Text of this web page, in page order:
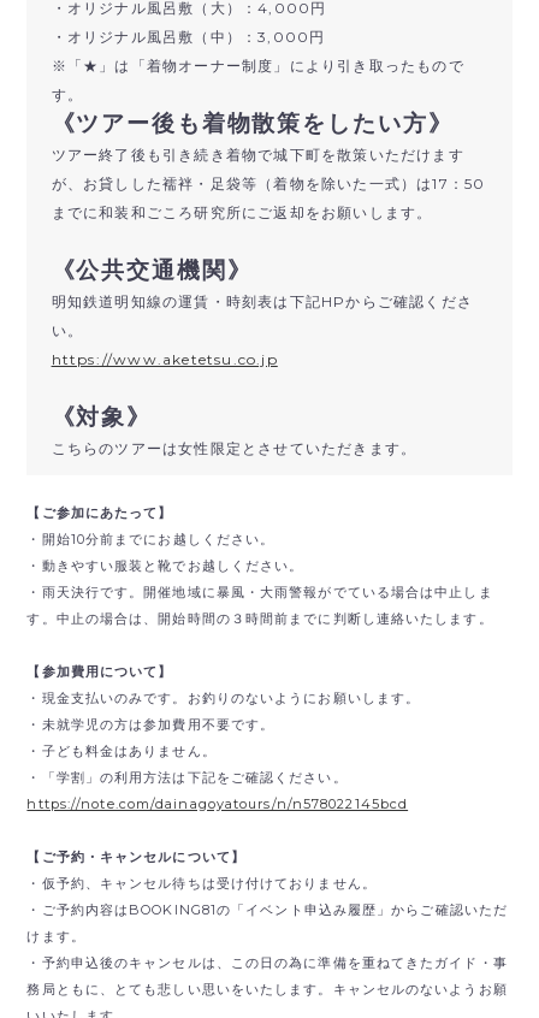
・オリジナル風呂敷（大）：4,000円
・オリジナル風呂敷（中）：3,000円
※「★」は「着物オーナー制度」により引き取ったもので
す。
《ツアー後も着物散策をしたい方》
ツアー終了後も引き続き着物で城下町を散策いただけます
が、お貸しした襦袢・足袋等（着物を除いた一式）は17：50
までに和装和ごころ研究所にご返却をお願いします。
《公共交通機関》
明知鉄道明知線の運賃・時刻表は下記HPからご確認くださ
い。
https://www.aketetsu.co.jp
《対象》
こちらのツアーは女性限定とさせていただきます。
【ご参加にあたって】
・開始10分前までにお越しください。
・動きやすい服装と靴でお越しください。
・雨天決行です。開催地域に暴風・大雨警報がでている場合は中止しま
す。中止の場合は、開始時間の３時間前までに判断し連絡いたします。
【参加費用について】
・現金支払いのみです。
お釣りのないようにお願いします。
・未就学児の方は参加費用不要です。
・子ども料金はありません。
・「学割」の利用方法は下記をご確認ください。
https://note.com/dainagoyatours/n/n578022145bcd
【ご予約・キャンセルについて】
・仮予約、キャンセル待ちは受け付けておりません。
・ご予約内容はBOOKING81の「イベント申込み履歴」からご確認いただ
けます。
・予約申込後のキャンセルは、この日の為に準備を重ねてきたガイド・事
務局ともに、とても悲しい思いをいたします。キャンセルのないようお願